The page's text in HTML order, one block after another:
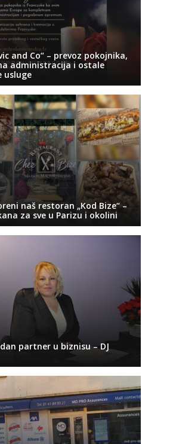
and Co“ – prevoz pokojnika,
administracija i ostale
usluge
naš restoran „Kod Bize“ –
za sve u Parizu i okolini
partner u biznisu – DJ